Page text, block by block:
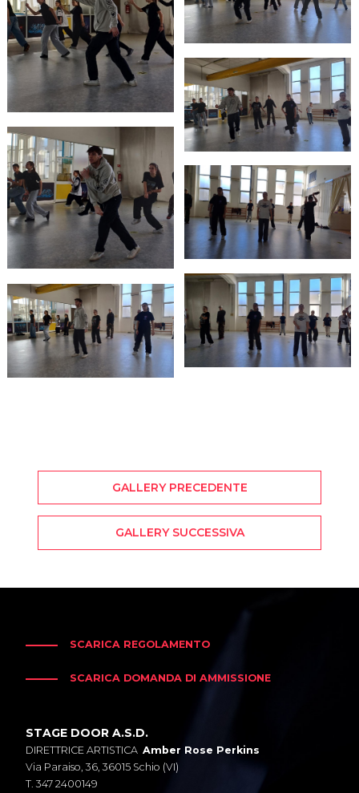
GALLERY PRECEDENTE
GALLERY SUCCESSIVA
SCARICA REGOLAMENTO
SCARICA DOMANDA DI AMMISSIONE
STAGE DOOR A.S.D.
DIRETTRICE ARTISTICAAmber Rose Perkins
Via Paraiso, 36, 36015 Schio (VI)
T. 347 2400149